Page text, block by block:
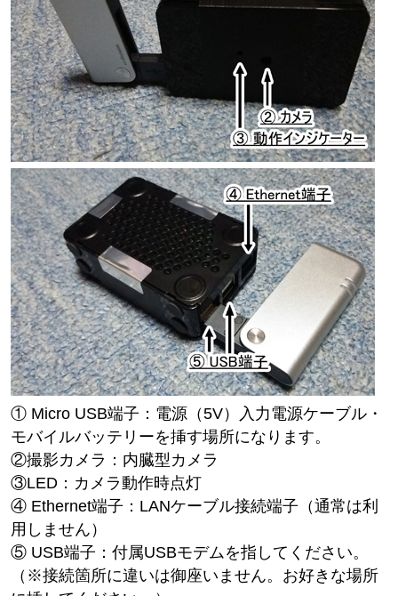
① Micro USB端子：電源（5V）入力電源ケーブル・
モバイルバッテリーを挿す場所になります。
②撮影カメラ：内臓型カメラ
③LED：カメラ動作時点灯
④ Ethernet端子：LANケーブル接続端子（通常は利
用しません）
⑤ USB端子：付属USBモデムを指してください。
（※接続箇所に違いは御座いません。お好きな場所